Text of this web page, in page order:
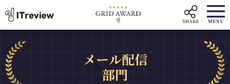
メール配信
部門